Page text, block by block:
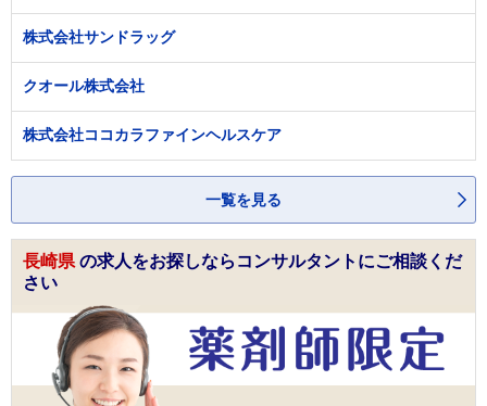
株式会社サンドラッグ
クオール株式会社
株式会社ココカラファインヘルスケア
一覧を見る
長崎県 の求人をお探しならコンサルタントにご相談くだ
さい